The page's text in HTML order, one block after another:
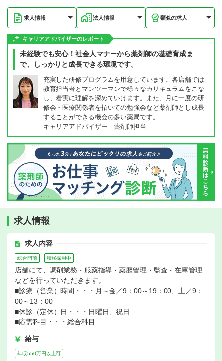
求人情報 法人情報 類似の求人
キャリアアドバイザーのレポート
未経験でも安心！社会人マナーから薬剤師の基礎育成ま
で、しっかりと成長できる環境です。
充実した研修プログラムを用意しています。各店舗では
教育担当者とマンツーマンで様々なカリキュラムをこな
し、着実に理解を深めていけます。また、月に一度の研
修会・医療関係者を招いての勉強会など薬剤師とし成長
することができる機会の多い薬局です。
キャリアアドバイザー 薬剤師担当
求人情報
求人内容
総合門前 積極採用中
店舗にて、調剤業務・服薬指導・薬歴管理・監査・在庫管理
などを行っていただきます。
■診療（営業）時間・・・月～金／9：00～19：00、土／9：
00～13：00
■休診（定休）日・・・日曜日、祝日
■応需科目・・・総合科目
給与
年収550万円以上可